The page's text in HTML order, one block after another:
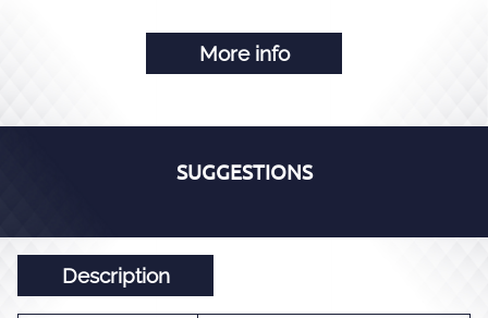
More info
SUGGESTIONS
Description